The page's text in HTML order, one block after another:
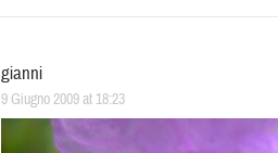
gianni
9 Giugno 2009 at 18:23